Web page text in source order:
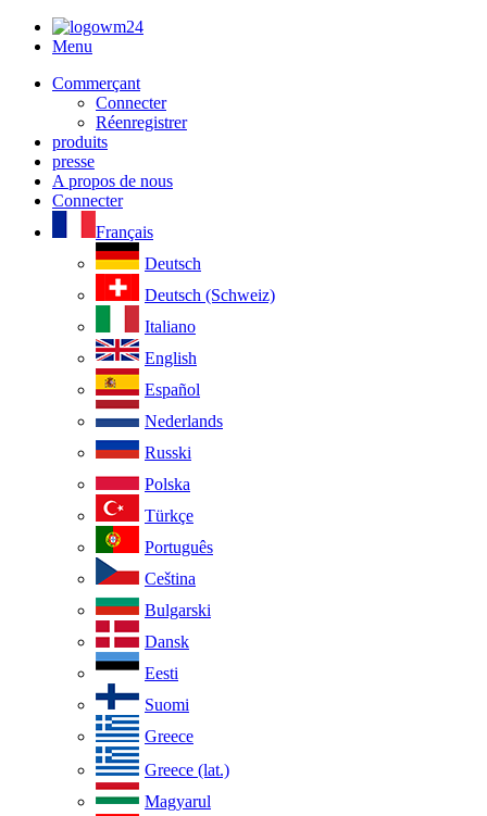
Menu
Commerçant
Connecter
Réenregistrer
produits
presse
A propos de nous
Connecter
Français
Deutsch
Deutsch (Schweiz)
Italiano
English
Español
Nederlands
Russki
Polska
Türkçe
Português
Ceština
Bulgarski
Dansk
Eesti
Suomi
Greece
Greece (lat.)
Magyarul